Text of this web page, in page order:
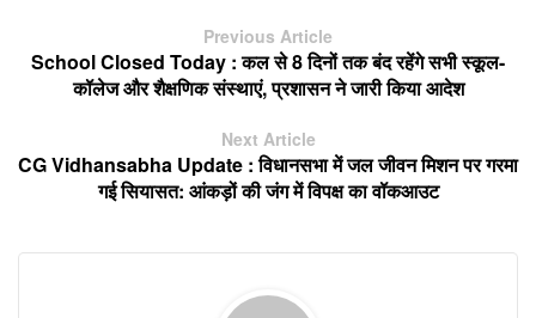
Previous Article
School Closed Today : कल से 8 दिनों तक बंद रहेंगे सभी स्कूल-
कॉलेज और शैक्षणिक संस्थाएं, प्रशासन ने जारी किया आदेश
Next Article
CG Vidhansabha Update : विधानसभा में जल जीवन मिशन पर गरमा
गई सियासत: आंकड़ों की जंग में विपक्ष का वॉकआउट